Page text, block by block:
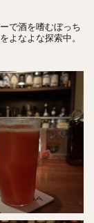
で酒を嗜むぼっち
よなよな探索中。